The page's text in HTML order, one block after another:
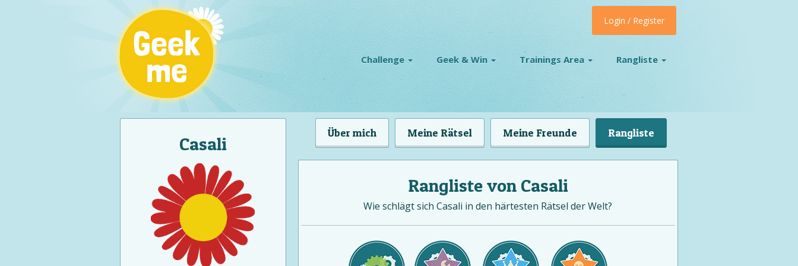
Challenge Geek & Win Trainings Area Rangliste
Login / Register
Casali
Über mich Meine Rätsel Meine Freunde Rangliste
Rangliste von Casali
Wie schlägt sich Casali in den härtesten Rätsel der Welt?